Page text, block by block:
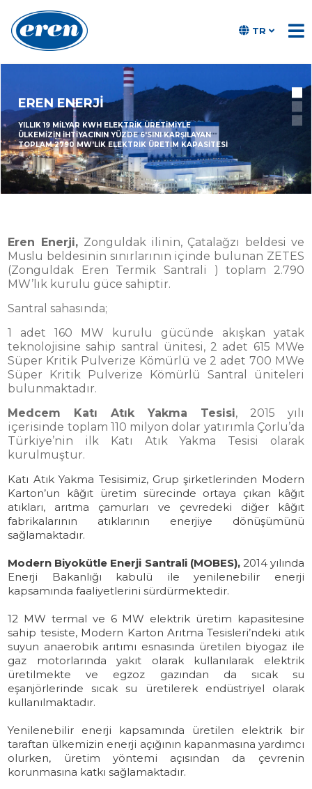
TR
SIFIR ATIK HEDEFİ İLE ELEKTRİK ÜRETİMİ
EREN ENERJİ
YILLIK 19 MİLYAR KWH ELEKTRİK ÜRETİMİYLE
ÜLKEMİZİN İHTİYACININ YÜZDE 6'SINI KARŞILAYAN
TOPLAM 2790 MW'LİK ELEKTRİK ÜRETİM KAPASİTESİ
EREN ENERJİ
5 ÜNİTE İLE 2790 MW KURULU GÜÇ
EREN ENERJİ
ÇEVRE DOSTU TEKNOLOJİ VE
EREN ENERJİ
YILLIK 19 MİLYAR KWH ELEKTRİK ÜRETİMİYLE
ÜLKEMİZİN İHTİYACININ YÜZDE 6'SINI KARŞILAYAN
TOPLAM 2790 MW'LİK ELEKTRİK ÜRETİM KAPASİTESİ
EREN ENERJİ
5 ÜNİTE İLE 2790 MW KURULU GÜÇ
EREN ENERJİ
Eren Enerji, Zonguldak ilinin, Çatalağzı beldesi ve
Muslu beldesinin sınırlarının içinde bulunan ZETES
(Zonguldak Eren Termik Santrali ) toplam 2.790
MW’lık kurulu güce sahiptir.
Santral sahasında;
1 adet 160 MW kurulu gücünde akışkan yatak
teknolojisine sahip santral ünitesi, 2 adet 615 MWe
Süper Kritik Pulverize Kömürlü ve 2 adet 700 MWe
Süper Kritik Pulverize Kömürlü Santral üniteleri
bulunmaktadır.
Medcem Katı Atık Yakma Tesisi, 2015 yılı
içerisinde toplam 110 milyon dolar yatırımla Çorlu’da
Türkiye’nin ilk Katı Atık Yakma Tesisi olarak
kurulmuştur.
Katı Atık Yakma Tesisimiz, Grup şirketlerinden Modern
Karton’un kâğıt üretim sürecinde ortaya çıkan kâğıt
atıkları, arıtma çamurları ve çevredeki diğer kâğıt
fabrikalarının atıklarının enerjiye dönüşümünü
sağlamaktadır.
Modern Biyokütle Enerji Santrali (MOBES), 2014 yılında
Enerji Bakanlığı kabulü ile yenilenebilir enerji
kapsamında faaliyetlerini sürdürmektedir.
12 MW termal ve 6 MW elektrik üretim kapasitesine
sahip tesiste, Modern Karton Arıtma Tesisleri’ndeki atık
suyun anaerobik arıtımı esnasında üretilen biyogaz ile
gaz motorlarında yakıt olarak kullanılarak elektrik
üretilmekte ve egzoz gazından da sıcak su
eşanjörlerinde sıcak su üretilerek endüstriyel olarak
kullanılmaktadır.
Yenilenebilir enerji kapsamında üretilen elektrik bir
taraftan ülkemizin enerji açığının kapanmasına yardımcı
olurken, üretim yöntemi açısından da çevrenin
korunmasına katkı sağlamaktadır.